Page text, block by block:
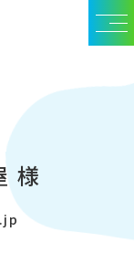
様